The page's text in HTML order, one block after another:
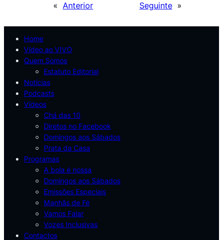
« Anterior Seguinte »
Home
Vídeo ao VIVO
Quem Somos
Estatuto Editorial
Notícias
Podcasts
Vídeos
Chá das 10
Diretos no Facebook
Domingos aos Sábados
Prata da Casa
Programas
A bola é nossa
Domingos aos Sábados
Emissões Especiais
Manhãs de Fé
Vamos Falar
Vozes Inclusivas
Contactos